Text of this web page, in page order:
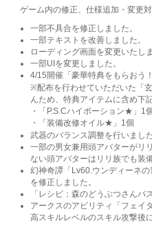
ゲーム内の修正、仕様追加・変更
一部不具合を修正しました。
一部テキストを改善しました。
ローディング画面を変更いたし
一部UIを変更しました。
4/15開催「豪華特典をもらおう
※配布を行わせていただいた「
んため、特典アイテムに含め下
・「P.S.Cハイポーション★」1
・「装備改修オイル★」1個
武器のバランス調整を行いました
一部の男女兼用頭アバターがリ
ない頭アバターはリリ族でも装
幻神奇譚「Lv60.ウンディーネ
を修正しました。
「レシピ：森のどうぶつさんバ
アークスのアビリティ「フェイ
高スキルレベルのスキル攻撃後